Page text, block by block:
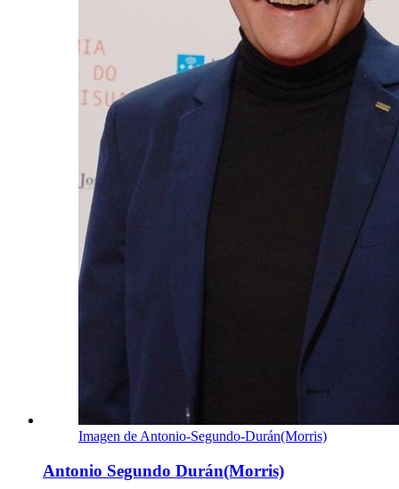
Imagen de Antonio-Segundo-Durán(Morris)
Antonio Segundo Durán(Morris)